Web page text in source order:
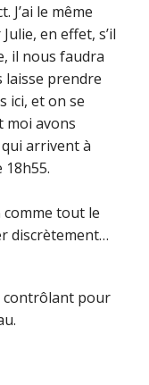
J’ai le même
en effet, s’il
il nous faudra
laisse prendre
ici, et on se
moi avons
arrivent à
18h55.
comme tout le
discrètement…
contrôlant pour